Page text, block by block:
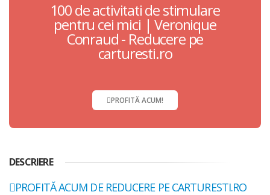
100 de activitati de stimulare
pentru cei mici | Veronique
Conraud - Reducere pe
carturesti.ro
PROFITĂ ACUM!
DESCRIERE
PROFITĂ ACUM DE REDUCERE PE CARTURESTI.RO